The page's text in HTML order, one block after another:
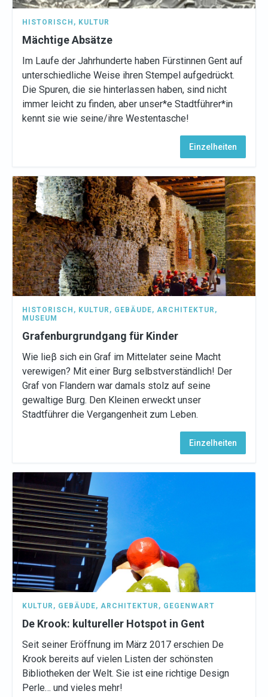
HISTORISCH , KULTUR
Mächtige Absätze
Im Laufe der Jahrhunderte haben Fürstinnen Gent auf
unterschiedliche Weise ihren Stempel aufgedrückt.
Die Spuren, die sie hinterlassen haben, sind nicht
immer leicht zu finden, aber unser*e Stadtführer*in
kennt sie wie seine/ihre Westentasche!
Einzelheiten
HISTORISCH , KULTUR , GEBÄUDE, ARCHITEKTUR ,
MUSEUM
Grafenburgrundgang für Kinder
Wie lieβ sich ein Graf im Mittelater seine Macht
verewigen? Mit einer Burg selbstverständlich! Der
Graf von Flandern war damals stolz auf seine
gewaltige Burg. Den Kleinen erweckt unser
Stadtführer die Vergangenheit zum Leben.
Einzelheiten
KULTUR , GEBÄUDE, ARCHITEKTUR , GEGENWART
De Krook: kultureller Hotspot in Gent
Seit seiner Eröffnung im März 2017 erschien De
Krook bereits auf vielen Listen der schönsten
Bibliotheken der Welt. Sie ist eine richtige Design
Perle… und vieles mehr!